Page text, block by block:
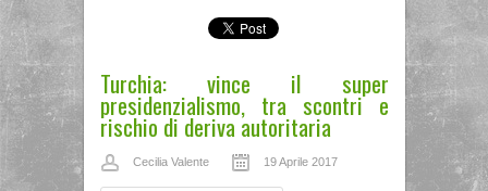
Turchia: vince il super
presidenzialismo, tra scontri e
rischio di deriva autoritaria
Cecilia Valente 19 Aprile 2017